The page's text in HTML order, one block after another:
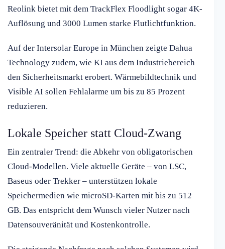
Reolink bietet mit dem TrackFlex Floodlight sogar 4K-
Auflösung und 3000 Lumen starke Flutlichtfunktion.
Auf der Intersolar Europe in München zeigte Dahua
Technology zudem, wie KI aus dem Industriebereich
den Sicherheitsmarkt erobert. Wärmebildtechnik und
Visible AI sollen Fehlalarme um bis zu 85 Prozent
reduzieren.
Lokale Speicher statt Cloud-Zwang
Ein zentraler Trend: die Abkehr von obligatorischen
Cloud-Modellen. Viele aktuelle Geräte – von LSC,
Baseus oder Trekker – unterstützen lokale
Speichermedien wie microSD-Karten mit bis zu 512
GB. Das entspricht dem Wunsch vieler Nutzer nach
Datensouveränität und Kostenkontrolle.